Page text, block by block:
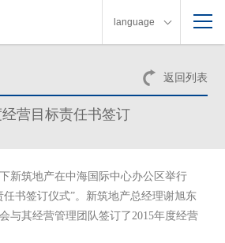
language
返回列表
营目标责任书签订
下新筑地产在中海国际中心办公区举行
任书签订仪式”。新筑地产总经理谢旭东
与其经营管理团队签订了2015年度经营